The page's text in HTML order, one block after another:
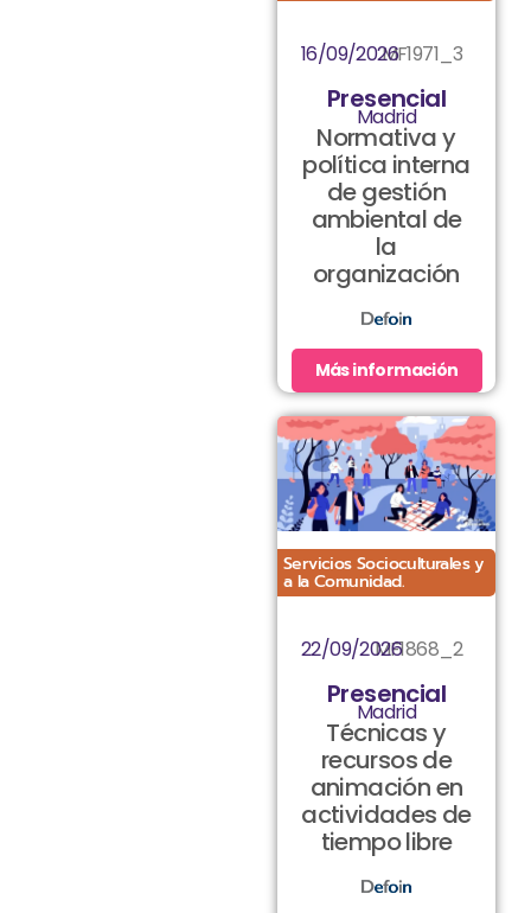
MF1971_3
16/09/2026
Presencial
Madrid
Normativa y
política interna
de gestión
ambiental de
la
organización
Más información
Servicios Socioculturales y
a la Comunidad.
MF1868_2
22/09/2026
Presencial
Madrid
Técnicas y
recursos de
animación en
actividades de
tiempo libre